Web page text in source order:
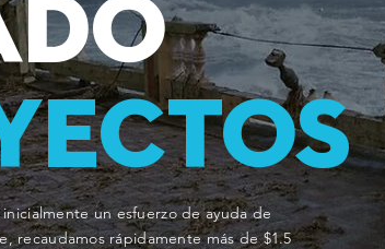
un esfuerzo de ayuda de
recaudamos rápidamente más de $1.5